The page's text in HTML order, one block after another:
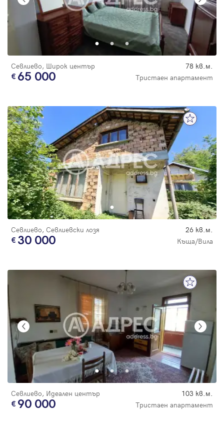
Севлиево, Широк център 78 кв.м.
65 000 Тристаен апартамент
Севлиево, Севлиевски лозя 26 кв.м.
30 000 Къща/Вила
Севлиево, Идеален център 103 кв.м.
90 000 Тристаен апартамент